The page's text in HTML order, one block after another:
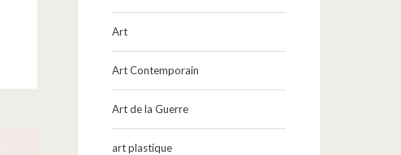
Art
Art Contemporain
Art de la Guerre
art plastique